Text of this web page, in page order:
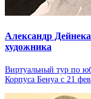
Александр
художника
Виртуальный тур по
Корпуса Бенуа с 21